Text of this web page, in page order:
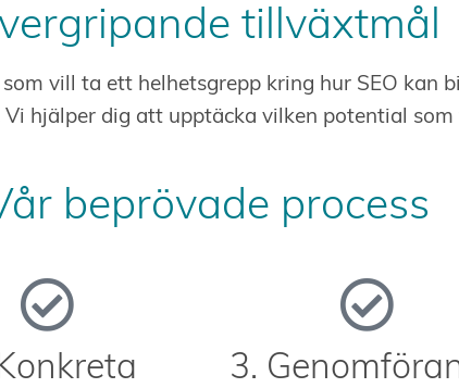
tillväxtmål
vill ta ett helhetsgrepp kring hur SEO kan
Vi hjälper dig att upptäcka vilken potential som
beprövade process
3.